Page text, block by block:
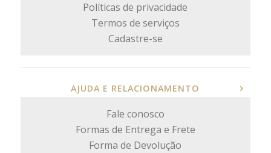
Políticas de privacidade
Termos de serviços
Cadastre-se
AJUDA E RELACIONAMENTO
Fale conosco
Formas de Entrega e Frete
Forma de Devolução